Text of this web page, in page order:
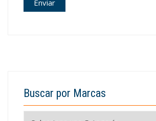
Buscar por Marcas